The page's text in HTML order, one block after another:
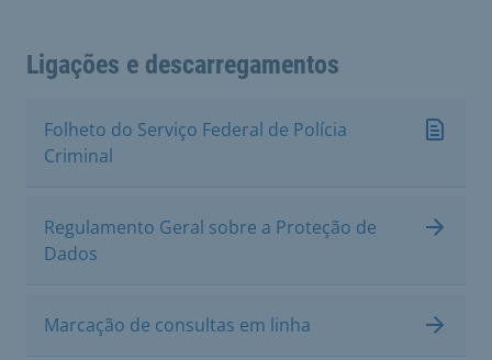
Ligações e descarregamentos
Folheto do Serviço Federal de Polícia
Criminal
Regulamento Geral sobre a Proteção de
Dados
Marcação de consultas em linha